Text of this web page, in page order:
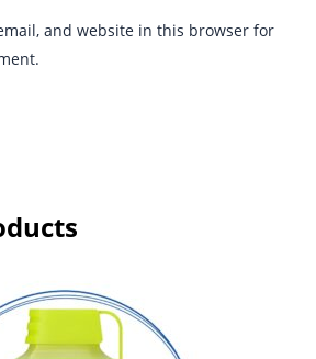
and website in this browser for